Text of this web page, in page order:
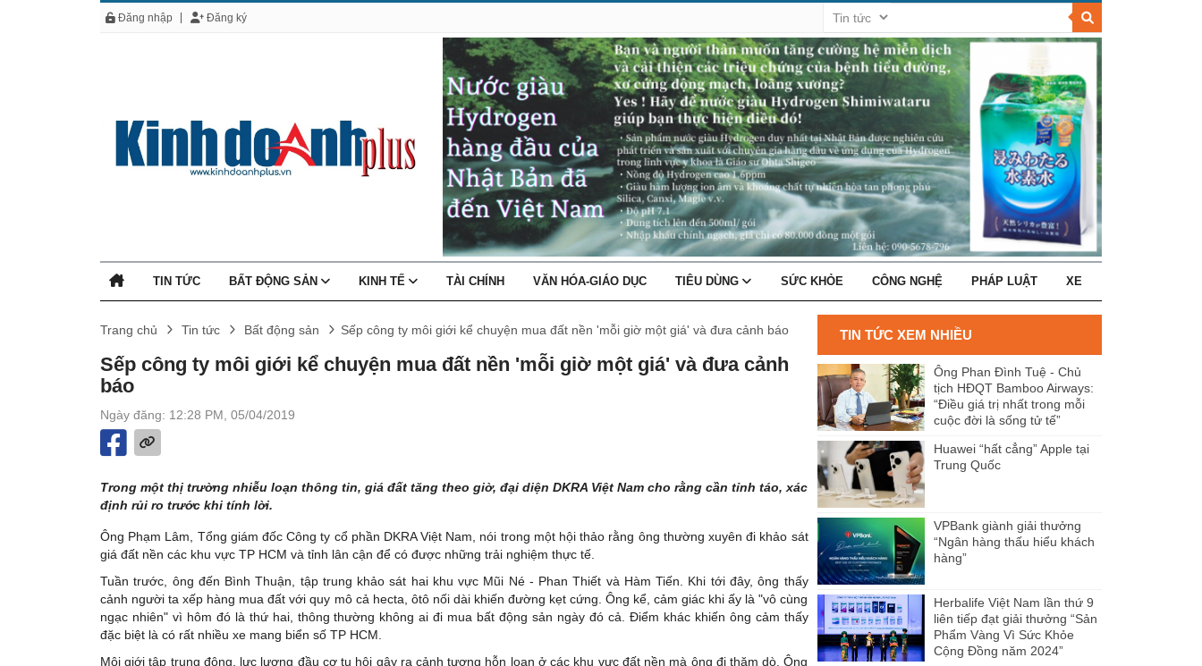
Đăng nhập Đăng ký
TIN TỨC BẤT ĐỘNG SẢN KINH TẾ TÀI CHÍNH VĂN HÓA-GIÁO DỤC TIÊU DÙNG SỨC KHỎE CÔNG NGHỆ PHÁP LUẬT XE
Trang chủ Tin tức Bất động sản Sếp công ty môi giới kể chuyện mua đất nền 'mỗi giờ một giá' và đưa cảnh báo
Sếp công ty môi giới kể chuyện mua đất nền 'mỗi giờ một giá' và đưa cảnh
báo
Ngày đăng: 12:28 PM, 05/04/2019
Trong một thị trường nhiễu loạn thông tin, giá đất tăng theo giờ, đại diện DKRA Việt Nam cho rằng cần tỉnh táo, xác
định rủi ro trước khi tính lời.
Ông Phạm Lâm, Tổng giám đốc Công ty cổ phần DKRA Việt Nam, nói trong một hội thảo rằng ông thường xuyên đi khảo sát
giá đất nền các khu vực TP HCM và tỉnh lân cận để có được những trải nghiệm thực tế.
Tuần trước, ông đến Bình Thuận, tập trung khảo sát hai khu vực Mũi Né - Phan Thiết và Hàm Tiến. Khi tới đây, ông thấy
cảnh người ta xếp hàng mua đất với quy mô cả hecta, ôtô nối dài khiến đường kẹt cứng. Ông kể, cảm giác khi ấy là "vô cùng
ngạc nhiên" vì hôm đó là thứ hai, thông thường không ai đi mua bất động sản ngày đó cả. Điểm khác khiến ông cảm thấy
đặc biệt là có rất nhiều xe mang biển số TP HCM.
Môi giới tập trung đông, lực lượng đầu cơ tụ hội gây ra cảnh tượng hỗn loạn ở các khu vực đất nền mà ông đi thăm dò. Ông
TIN TỨC XEM NHIỀU
Ông Phan Đình Tuệ - Chủ
tịch HĐQT Bamboo Airways:
“Điều giá trị nhất trong mỗi
cuộc đời là sống tử tế”
Huawei “hất cẳng” Apple tại
Trung Quốc
VPBank giành giải thưởng
“Ngân hàng thấu hiểu khách
hàng”
Herbalife Việt Nam lần thứ 9
liên tiếp đạt giải thưởng “Sản
Phẩm Vàng Vì Sức Khỏe
Cộng Đồng năm 2024”